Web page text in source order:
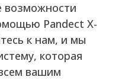
возможности
Pandect X-
к нам, и мы
которая
вашим